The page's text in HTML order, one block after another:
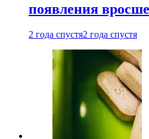
появления
2 года спустя2 года спустя